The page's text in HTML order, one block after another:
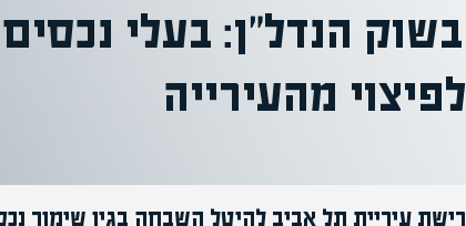
הנדל"ן: בעלי
מהעירייה
עיריית תל אביב להיטל השבחה בגין שימור